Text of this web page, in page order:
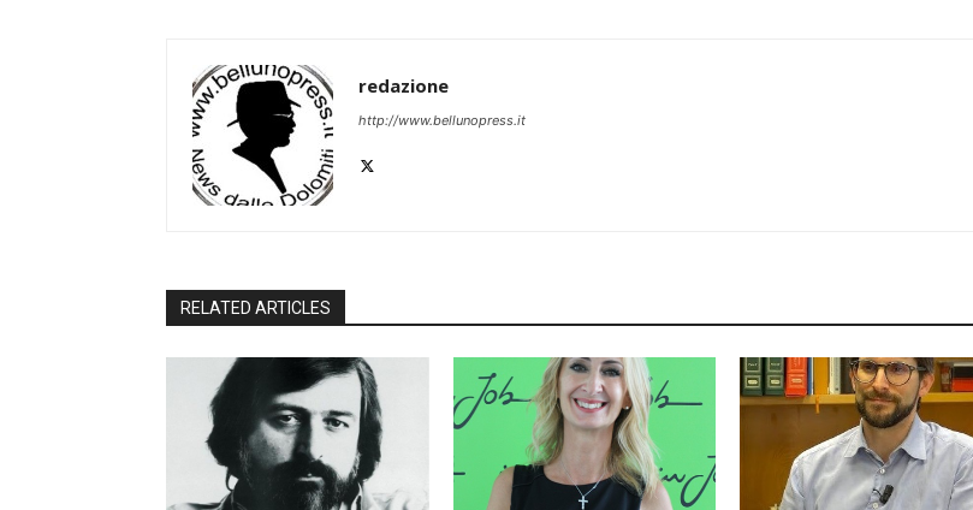
redazione
http://www.bellunopress.it
RELATED ARTICLES